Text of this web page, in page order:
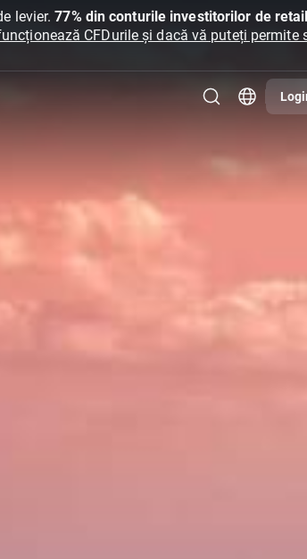
levier.77% din conturile investitorilor de
CFDurile și dacă vă puteți